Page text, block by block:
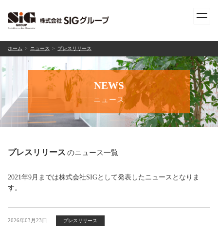
toggle
ホーム ニュース プレスリリース
NEWS
ニュース
プレスリリース のニュース一覧
2021年9月までは株式会社SIGとして発表したニュースとなりま
す。
2026年03月23日 プレスリリース